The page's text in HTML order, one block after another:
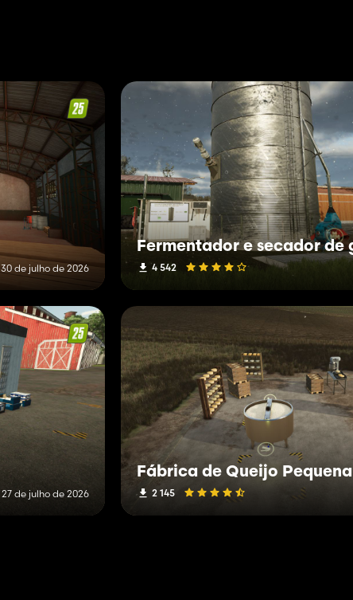
30 de julho de 2026 4 542
27 de julho de 2026
Fábrica de Queijo Pequena
2 145